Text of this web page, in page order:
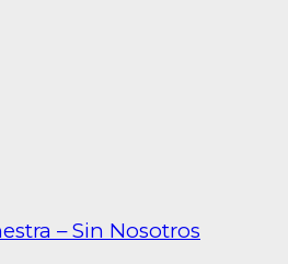
– Sin Nosotros